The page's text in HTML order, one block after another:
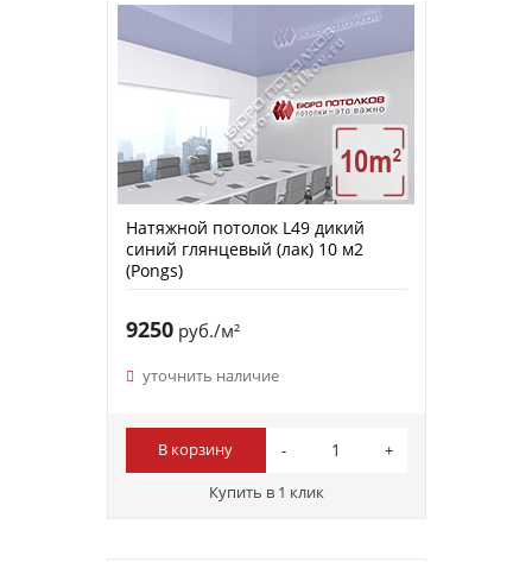
Натяжной потолок L49 дикий
синий глянцевый (лак) 10 м2
(Pongs)
9250руб./м²
уточнить наличие
В корзину
Купить в 1 клик